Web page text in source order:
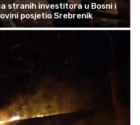
stranih investitora u Bosni i
posjetio Srebrenik